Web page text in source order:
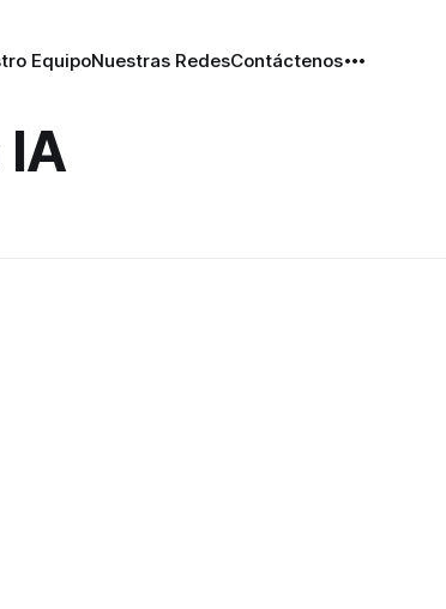
EquipoNuestras RedesContáctenos